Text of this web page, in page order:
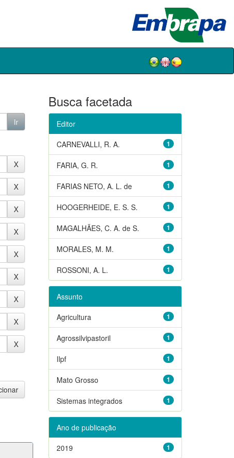
Busca facetada
Editor
1
CARNEVALLI, R. A.
1
FARIA, G. R.
1
FARIAS NETO, A. L. de
1
HOOGERHEIDE, E. S. S.
1
MAGALHÃES, C. A. de S.
1
MORALES, M. M.
1
ROSSONI, A. L.
Assunto
1
Agricultura
1
Agrossilvipastoril
1
Ilpf
1
Mato Grosso
1
Sistemas integrados
Ano de publicação
1
2019